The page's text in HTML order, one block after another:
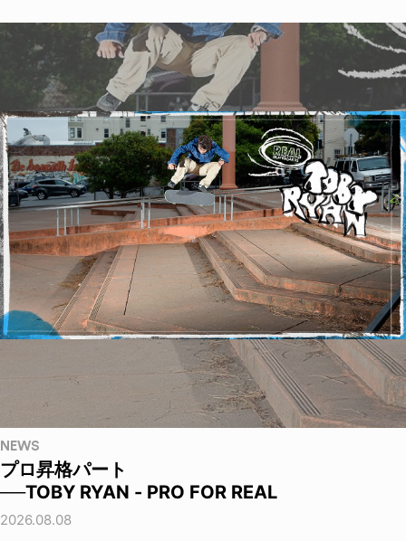
NEWS
プロ昇格パート
──TOBY RYAN - PRO FOR REAL
2026.08.08